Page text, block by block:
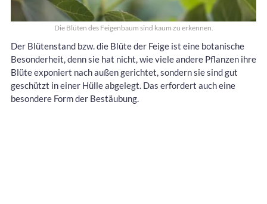
Die Blüten des Feigenbaum sind kaum zu erkennen.
Der Blütenstand bzw. die Blüte der Feige ist eine botanische
Besonderheit, denn sie hat nicht, wie viele andere Pflanzen ihre
Blüte exponiert nach außen gerichtet, sondern sie sind gut
geschützt in einer Hülle abgelegt. Das erfordert auch eine
besondere Form der Bestäubung.